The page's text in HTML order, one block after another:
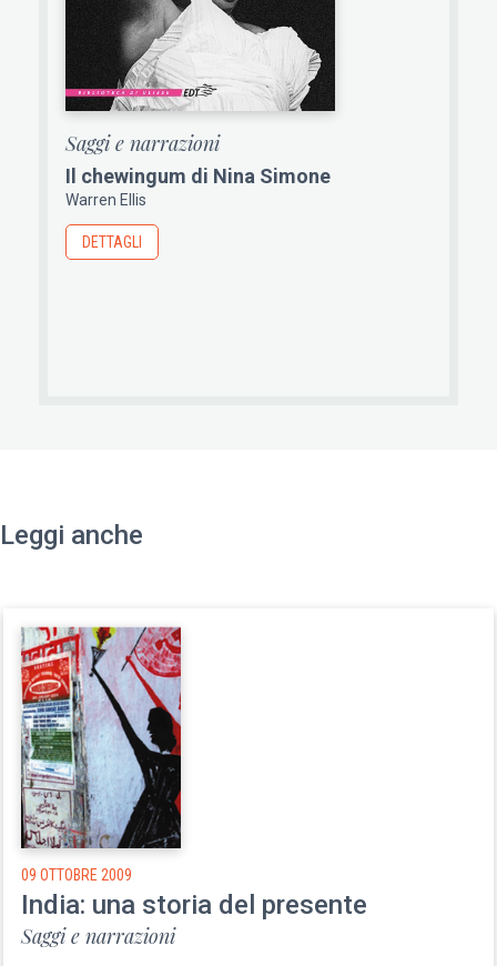
Saggi e narrazioni
Il chewingum di Nina Simone
Warren Ellis
DETTAGLI
Leggi anche
09 OTTOBRE 2009
India: una storia del presente
Saggi e narrazioni